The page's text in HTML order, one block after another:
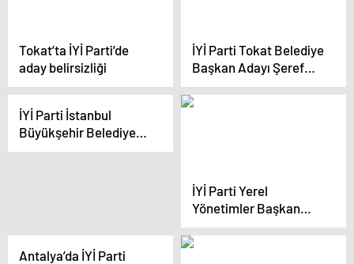
Tokat’ta İYİ Parti’de
aday belirsizliği
İYİ Parti Tokat Belediye
Başkan Adayı Şeref
Menteşe’nin adaylığı
düşürüldü
İYİ Parti İstanbul
Büyükşehir Belediye
Başkan Adayı Buğra
İYİ Parti Yerel
Yönetimler Başkan
Yardımcısı Cem
Karakeçili Partiden
Antalya’da İYİ Parti